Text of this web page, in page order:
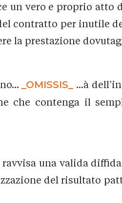
un vero e proprio
contratto per inutile
la prestazione
_OMISSIS_
...à
che contenga il
una valida
del risultato